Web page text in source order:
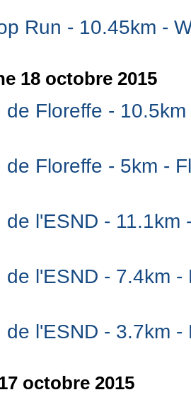
Run - 10.45km -
18 octobre 2015
de Floreffe -
de Floreffe - 5km -
de l'ESND - 11.1km
de l'ESND - 7.4km -
de l'ESND - 3.7km -
octobre 2015